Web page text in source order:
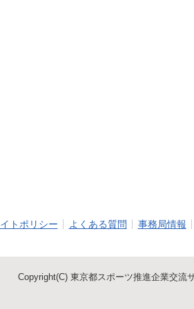
トポリシー よくある質問 事務局情報
Copyright(C) 東京都スポーツ推進企業交流